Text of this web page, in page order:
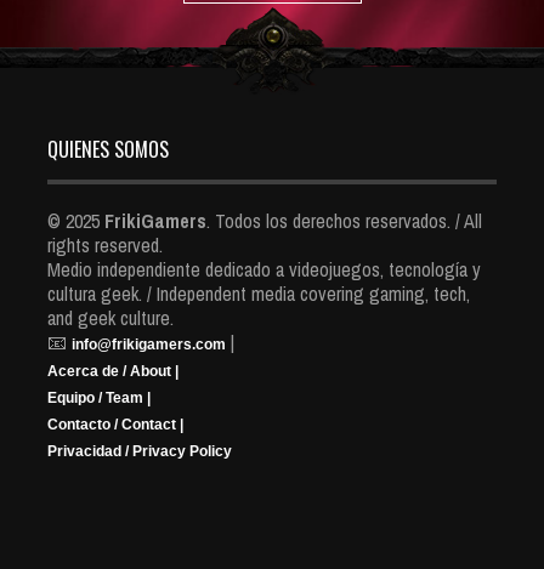
QUIENES SOMOS
© 2025 FrikiGamers. Todos los derechos reservados. / All
rights reserved.
Medio independiente dedicado a videojuegos, tecnología y
cultura geek. / Independent media covering gaming, tech,
and geek culture.
📧 info@frikigamers.com |
Acerca de / About |
Equipo / Team |
Contacto / Contact |
Privacidad / Privacy Policy